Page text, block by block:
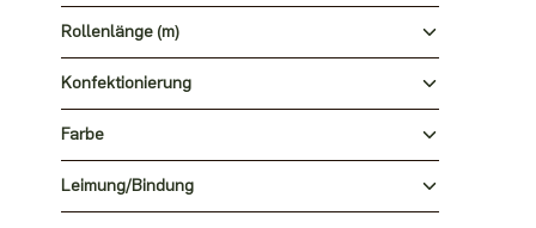
Rollenlänge (m)
Konfektionierung
Farbe
Leimung/Bindung